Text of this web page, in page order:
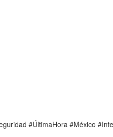
#ÚltimaHora #México